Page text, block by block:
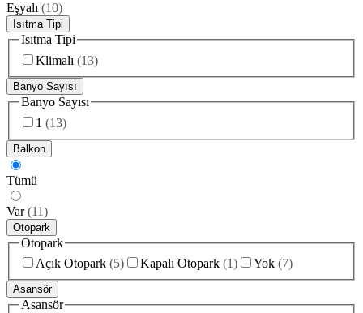
Eşyalı (10)
Isıtma Tipi
Isıtma Tipi
Klimalı (13)
Banyo Sayısı
Banyo Sayısı
1 (13)
Balkon
Tümü
Var (11)
Otopark
Otopark
Açık Otopark (5) Kapalı Otopark (1) Yok (7)
Asansör
Asansör